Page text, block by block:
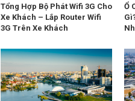
Tổng Hợp Bộ Phát Wifi 3G Cho
Xe Khách – Lắp Router Wifi
3G Trên Xe Khách
Ổ